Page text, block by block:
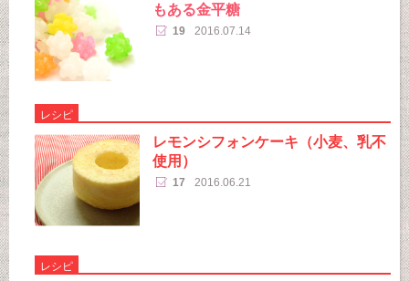
もある金平糖
19 2016.07.14
レシピ
レモンシフォンケーキ（小麦、乳不
使用）
17 2016.06.21
レシピ